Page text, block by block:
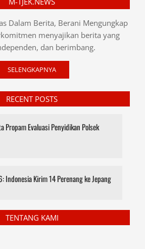
Dalam Berita, Berani Mengungkap
menyajikan berita yang
dan berimbang.
SELENGKAPNYA
RECENT POSTS
Propam Evaluasi Penyidikan Polsek
Indonesia Kirim 14 Perenang ke Jepang
TENTANG KAMI